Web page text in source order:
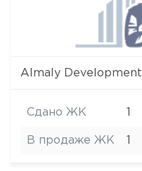
Almaly Development
Сдано ЖК
В продаже ЖК